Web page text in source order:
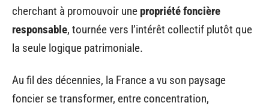
cherchant à promouvoir une propriété foncière
responsable, tournée vers l’intérêt collectif plutôt que
la seule logique patrimoniale.
Au fil des décennies, la France a vu son paysage
foncier se transformer, entre concentration,